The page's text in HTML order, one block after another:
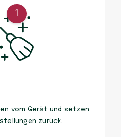
vom Gerät und setzen
zurück.